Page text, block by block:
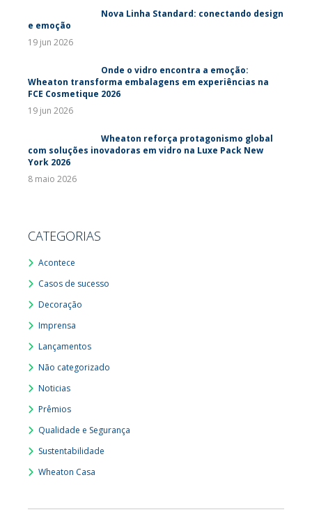
Nova Linha Standard: conectando design
e emoção
19 jun 2026
Onde o vidro encontra a emoção:
Wheaton transforma embalagens em experiências na
FCE Cosmetique 2026
19 jun 2026
Wheaton reforça protagonismo global
com soluções inovadoras em vidro na Luxe Pack New
York 2026
8 maio 2026
CATEGORIAS
Acontece
Casos de sucesso
Decoração
Imprensa
Lançamentos
Não categorizado
Noticias
Prêmios
Qualidade e Segurança
Sustentabilidade
Wheaton Casa